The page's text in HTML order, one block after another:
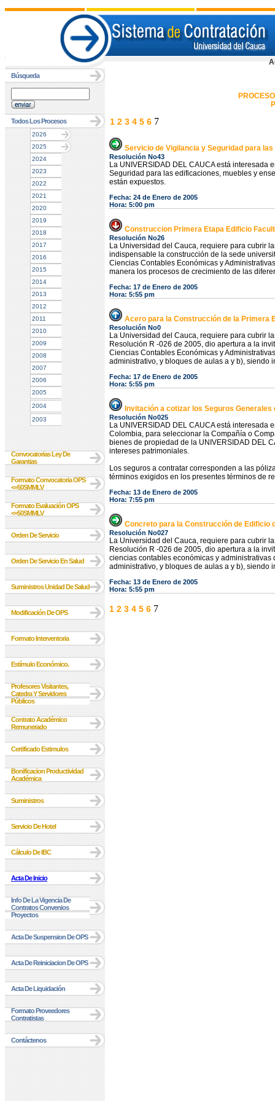
Búsqueda
Todos Los Procesos
2026
2025
2024
2023
2022
2021
2020
2019
2018
2017
2016
2015
2014
2013
2012
2011
2010
2009
2008
2007
2006
2005
2004
2003
Convocatorias Ley De
Garantias
Formato Convocatoria OPS
<=50SMMLV
Formato Evaluación OPS
<=50SMMLV
Orden De Servicio
Orden De Servicio En Salud
Suministros Unidad De Salud
Modificación De OPS
Formato Interventoria
Estímulo Económico.
Profesores Visitantes,
Catedra Y Servidores
Públicos
Contrato Académico
Remunerado
Certificado Estimulos
Bonificacion Productividad
Académica
Suministros
Servicio De Hotel
Cálculo De IBC
Acta De Inicio
Info De La Vigencia De
Contratos Convenios
Proyectos
Acta De Suspension De OPS
Acta De Reiniciacion De OPS
Acta De Liquidación
Formato Proveedores
Contratistas
Contáctenos
1 2 3 4 5 6 7
Servicio de Vigilancia y Seguridad para
Resolución No43
La UNIVERSIDAD DEL CAUCA está
Seguridad para las edificaciones, muebles y
están expuestos.
Fecha: 24 de Enero de 2005
Hora: 5:00 pm
Construccion Primera Etapa Edificio
Resolución No26
La Universidad del Cauca, requiere para cubrir
indispensable la construcción de la sede
Ciencias Contables Económicas y
manera los procesos de crecimiento de las
Fecha: 17 de Enero de 2005
Hora: 5:55 pm
Acero para la Construcción de la Primera
Resolución No0
La Universidad del Cauca, requiere para cubrir
Resolución R -026 de 2005, dio apertura a la
Ciencias Contables Económicas y
administrativo, y bloques de aulas a y b), siendo
Fecha: 17 de Enero de 2005
Hora: 5:55 pm
Invitación a cotizar los Seguros
Resolución No025
La UNIVERSIDAD DEL CAUCA está
Colombia, para seleccionar la Compañía o
bienes de propiedad de la UNIVERSIDAD DEL
intereses patrimoniales.
Los seguros a contratar corresponden a las
términos exigidos en los presentes términos de
Fecha: 13 de Enero de 2005
Hora: 7:55 pm
Concreto para la Construcción de Edificio
Resolución No027
La Universidad del Cauca, requiere para cubrir
Resolución R -026 de 2005, dio apertura a la
ciencias contables económicas y
administrativo, y bloques de aulas a y b), siendo
Fecha: 13 de Enero de 2005
Hora: 5:55 pm
1 2 3 4 5 6 7